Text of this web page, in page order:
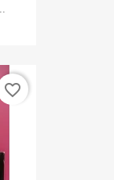
favorite_border